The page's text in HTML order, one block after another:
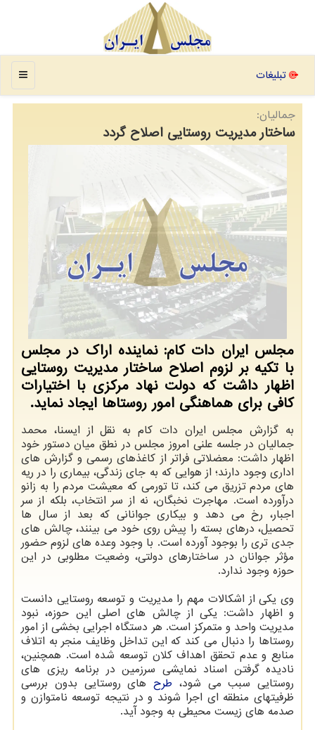
منو تبلیغات
جمالیان:
ساختار مدیریت روستایی اصلاح گردد
مجلس ایران دات کام: نماینده اراک در مجلس
با تکیه بر لزوم اصلاح ساختار مدیریت روستایی
اظهار داشت که دولت نهاد مرکزی با اختیارات
کافی برای هماهنگی امور روستاها ایجاد نماید.
به گزارش مجلس ایران دات کام به نقل از ایسنا، محمد
جمالیان در جلسه علنی امروز مجلس در نطق میان دستور خود
اظهار داشت: معضلاتی فراتر از کاغذهای رسمی و گزارش های
اداری وجود دارند؛ از هوایی که به جای زندگی، بیماری را در ریه
های مردم تزریق می کند، تا تورمی که معیشت مردم را به زانو
درآورده است. مهاجرت نخبگان، نه از سر انتخاب، بلکه از سر
اجبار، رخ می دهد و بیکاری جوانانی که بعد از سال ها
تحصیل، درهای بسته را پیش روی خود می بینند، چالش های
جدی تری را بوجود آورده است. با وجود وعده های لزوم حضور
مؤثر جوانان در ساختارهای دولتی، وضعیت مطلوبی در این
حوزه وجود ندارد.
وی یکی از اشکالات مهم را مدیریت و توسعه روستایی دانست
و اظهار داشت: یکی از چالش های اصلی این حوزه، نبود
مدیریت واحد و متمرکز است. هر دستگاه اجرایی بخشی از امور
روستاها را دنبال می کند که این تداخل وظایف منجر به اتلاف
منابع و عدم تحقق اهداف کلان توسعه شده است. همچنین،
نادیده گرفتن اسناد نمایشی سرزمین در برنامه ریزی های
روستایی سبب می شود، طرح های روستایی بدون بررسی
ظرفیتهای منطقه ای اجرا شوند و در نتیجه توسعه نامتوازن و
صدمه های زیست محیطی به وجود آید.